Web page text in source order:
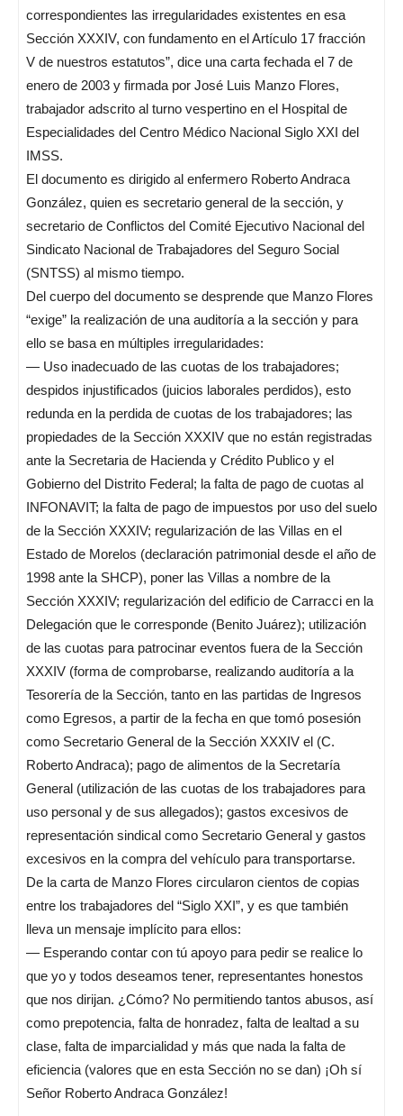
correspondientes las irregularidades existentes en esa
Sección XXXIV, con fundamento en el Artículo 17 fracción
V de nuestros estatutos”, dice una carta fechada el 7 de
enero de 2003 y firmada por José Luis Manzo Flores,
trabajador adscrito al turno vespertino en el Hospital de
Especialidades del Centro Médico Nacional Siglo XXI del
IMSS.
El documento es dirigido al enfermero Roberto Andraca
González, quien es secretario general de la sección, y
secretario de Conflictos del Comité Ejecutivo Nacional del
Sindicato Nacional de Trabajadores del Seguro Social
(SNTSS) al mismo tiempo.
Del cuerpo del documento se desprende que Manzo Flores
“exige” la realización de una auditoría a la sección y para
ello se basa en múltiples irregularidades:
— Uso inadecuado de las cuotas de los trabajadores;
despidos injustificados (juicios laborales perdidos), esto
redunda en la perdida de cuotas de los trabajadores; las
propiedades de la Sección XXXIV que no están registradas
ante la Secretaria de Hacienda y Crédito Publico y el
Gobierno del Distrito Federal; la falta de pago de cuotas al
INFONAVIT; la falta de pago de impuestos por uso del suelo
de la Sección XXXIV; regularización de las Villas en el
Estado de Morelos (declaración patrimonial desde el año de
1998 ante la SHCP), poner las Villas a nombre de la
Sección XXXIV; regularización del edificio de Carracci en la
Delegación que le corresponde (Benito Juárez); utilización
de las cuotas para patrocinar eventos fuera de la Sección
XXXIV (forma de comprobarse, realizando auditoría a la
Tesorería de la Sección, tanto en las partidas de Ingresos
como Egresos, a partir de la fecha en que tomó posesión
como Secretario General de la Sección XXXIV el (C.
Roberto Andraca); pago de alimentos de la Secretaría
General (utilización de las cuotas de los trabajadores para
uso personal y de sus allegados); gastos excesivos de
representación sindical como Secretario General y gastos
excesivos en la compra del vehículo para transportarse.
De la carta de Manzo Flores circularon cientos de copias
entre los trabajadores del “Siglo XXI”, y es que también
lleva un mensaje implícito para ellos:
— Esperando contar con tú apoyo para pedir se realice lo
que yo y todos deseamos tener, representantes honestos
que nos dirijan. ¿Cómo? No permitiendo tantos abusos, así
como prepotencia, falta de honradez, falta de lealtad a su
clase, falta de imparcialidad y más que nada la falta de
eficiencia (valores que en esta Sección no se dan) ¡Oh sí
Señor Roberto Andraca González!